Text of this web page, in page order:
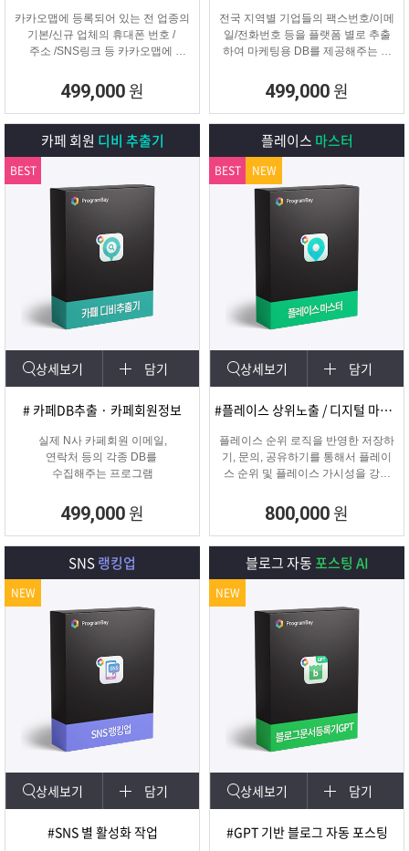
카카오맵에 등록되어 있는 전 업종의
기본/신규 업체의 휴대폰 번호 /
주소 /SNS링크 등 카카오맵에
수집하는 DB추출 프로그램
499,000 원
전국 지역별 기업들의 팩스번호/이메
일/전화번호 등을 플랫폼 별로 추출
하여 마케팅용 DB를 제공해주는 프
499,000 원
카페 회원 디비 추출기
상세보기 담기
# 카페DB추출 · 카페회원정보
실제 N사 카페회원 이메일,
연락처 등의 각종 DB를
수집해주는 프로그램
499,000 원
BEST
플레이스 마스터
상세보기 담기
#플레이스 상위노출 / 디지털 마케팅
플레이스 순위 로직을 반영한 저장하
기, 문의, 공유하기를 통해서 플레이
스 순위 및 플레이스 가시성을 강화
800,000 원
BEST NEW
SNS랭킹업
상세보기 담기
#SNS 별 활성화 작업
NEW
블로그 자동포스팅 AI
상세보기 담기
#GPT 기반 블로그 자동 포스팅
NEW